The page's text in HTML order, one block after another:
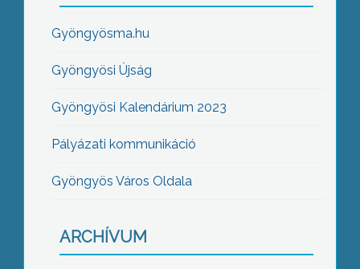
Gyöngyösma.hu
Gyöngyösi Újság
Gyöngyösi Kalendárium 2023
Pályázati kommunikáció
Gyöngyös Város Oldala
ARCHÍVUM